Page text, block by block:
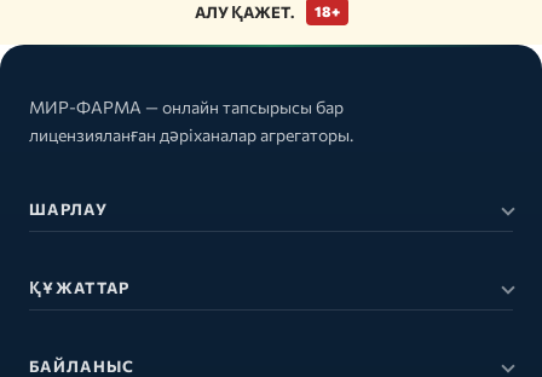
АЛУ ҚАЖЕТ.
18+
МИР-ФАРМА — онлайн тапсырысы бар
лицензияланған дәріханалар агрегаторы.
ШАРЛАУ
ҚҰЖАТТАР
БАЙЛАНЫС